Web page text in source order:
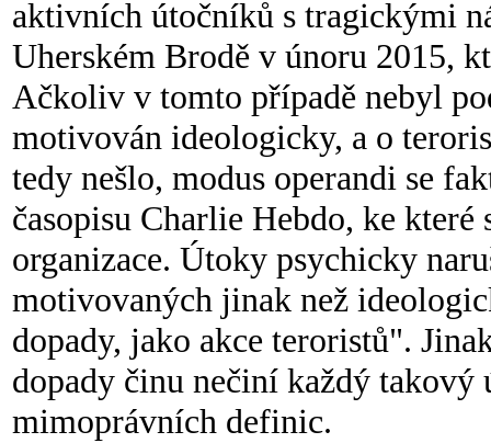
aktivních útočníků s tragickými
Uherském Brodě v únoru 2015,
Ačkoliv v tomto případě nebyl
motivován ideologicky, a o
tedy nešlo, modus operandi se
časopisu Charlie Hebdo, ke
organizace. Útoky psychicky
motivovaných jinak než
dopady, jako akce teroristů".
dopady činu nečiní každý
mimoprávních definic.